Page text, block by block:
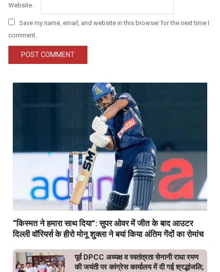
Website
Save my name, email, and website in this browser for the next time I
comment.
“किस्मत ने हमारा साथ दिया”: सुपर ओवर में जीत के बाद आउटर
दिल्ली वॉरियर्स के हीरो मोनू शुक्ला ने बयां किया अंतिम गेंदों का रोमांच
पूर्व DPCC अध्यक्ष व स्वतंत्रता सेनानी राधा रमण
की जयंती पर कांग्रेस कार्यालय में दी गई श्रद्धांजलि;